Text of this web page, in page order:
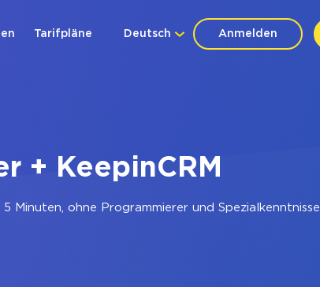
Anmelden
Deutsch
Tarifpläne
+ KeepinCRM
Minuten, ohne Programmierer und Spezialkenntnisse.